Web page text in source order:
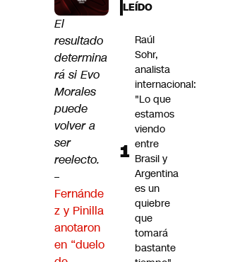
El
resultado
determina
rá si Evo
Morales
puede
volver a
ser
reelecto.
–
Fernánde
z y Pinilla
anotaron
en “duelo
LEÍDO
Raúl
Sohr,
analista
internacional:
"Lo que
estamos
viendo
entre
Brasil y
Argentina
es un
quiebre
que
tomará
bastante